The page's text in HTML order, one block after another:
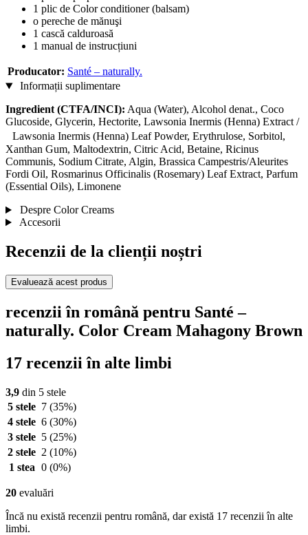
1 plic de Color conditioner (balsam)
o pereche de mănuşi
1 cască calduroasă
1 manual de instrucțiuni
Producator: Santé – naturally.
Informații suplimentare
Ingredient (CTFA/INCI): Aqua (Water), Alcohol denat., Coco
Glucoside, Glycerin, Hectorite, Lawsonia Inermis (Henna) Extract /
Lawsonia Inermis (Henna) Leaf Powder, Erythrulose, Sorbitol,
Xanthan Gum, Maltodextrin, Citric Acid, Betaine, Ricinus
Communis, Sodium Citrate, Algin, Brassica Campestris/Aleurites
Fordi Oil, Rosmarinus Officinalis (Rosemary) Leaf Extract, Parfum
(Essential Oils), Limonene
Despre Color Creams
Accesorii
Recenzii de la clienții noștri
Evaluează acest produs
recenzii în română pentru Santé –
naturally. Color Cream Mahagony Brown
17 recenzii în alte limbi
3,9 din 5 stele
5 stele 7 (35%)
4 stele 6 (30%)
3 stele 5 (25%)
2 stele 2 (10%)
1 stea 0 (0%)
20 evaluări
Încă nu există recenzii pentru română, dar există 17 recenzii în alte
limbi.